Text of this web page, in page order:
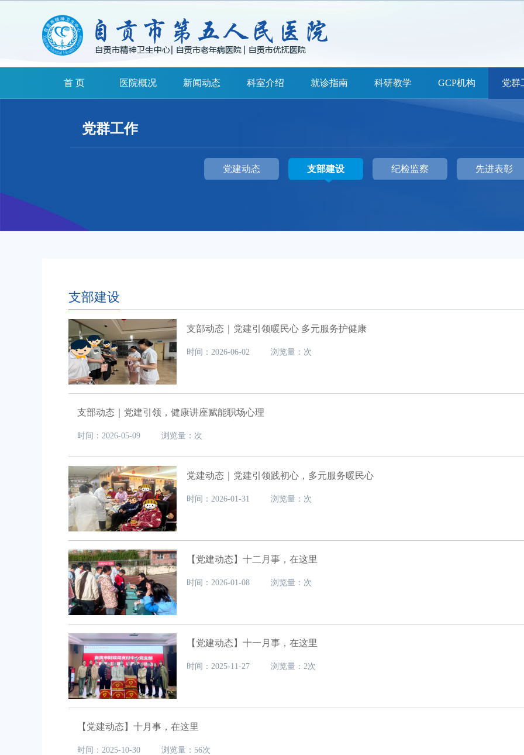
首 页 医院概况 新闻动态 科室介绍 就诊指南 科研教学 GCP机构 党群
党群工作
党建动态 支部建设 纪检监察 先进表彰
支部建设
支部动态｜党建引领暖民心 多元服务护健康
时间：2026-06-02 浏览量：次
支部动态｜党建引领，健康讲座赋能职场心理
时间：2026-05-09 浏览量：次
党建动态｜党建引领践初心，多元服务暖民心
时间：2026-01-31 浏览量：次
【党建动态】十二月事，在这里
时间：2026-01-08 浏览量：次
【党建动态】十一月事，在这里
时间：2025-11-27 浏览量：2次
【党建动态】十月事，在这里
时间：2025-10-30 浏览量：56次